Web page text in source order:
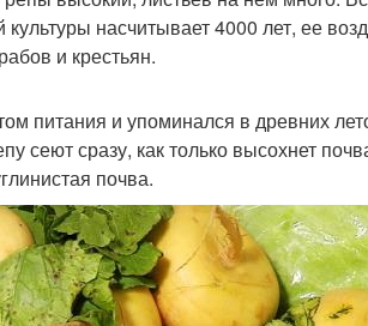
насчитывает 4000 лет, ее
и крестьян.
питания и упоминался в древних
сеют сразу, как только высохнет
почва.